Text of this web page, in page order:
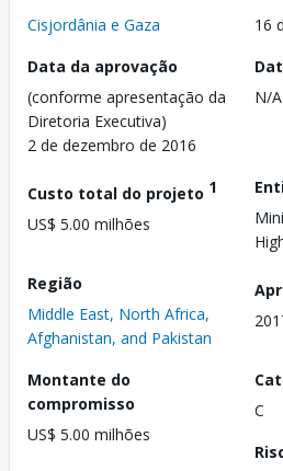
Cisjordânia e Gaza
16
Data da aprovação
(conforme apresentação da
Diretoria Executiva)
2 de dezembro de 2016
N/A
Custo total do projeto 1
US$ 5.00 milhões
Região
Middle East, North Africa,
Afghanistan, and Pakistan
Montante do
compromisso
US$ 5.00 milhões
C